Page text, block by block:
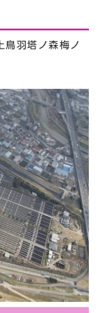
羽塔ノ森梅ノ